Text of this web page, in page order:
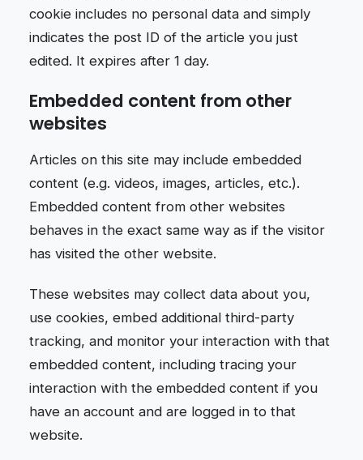
cookie includes no personal data and simply
indicates the post ID of the article you just
edited. It expires after 1 day.
Embedded content from other
websites
Articles on this site may include embedded
content (e.g. videos, images, articles, etc.).
Embedded content from other websites
behaves in the exact same way as if the visitor
has visited the other website.
These websites may collect data about you,
use cookies, embed additional third-party
tracking, and monitor your interaction with that
embedded content, including tracing your
interaction with the embedded content if you
have an account and are logged in to that
website.